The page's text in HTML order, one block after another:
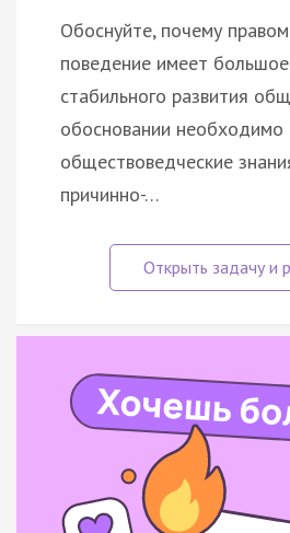
Обоснуйте, почему
поведение имеет
стабильного развития
обосновании необходимо
обществоведческие
причинно-…